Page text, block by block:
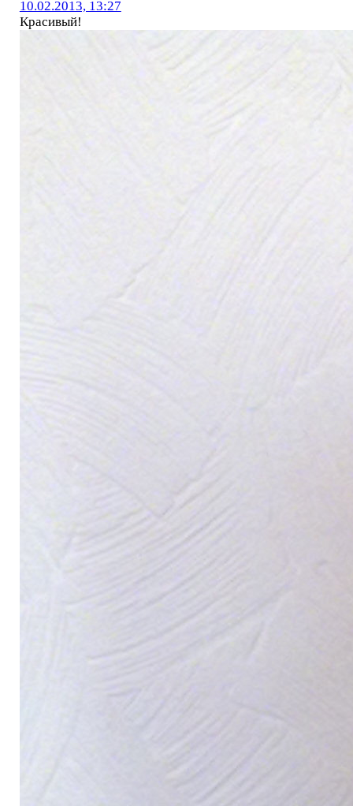
10.02.2013, 13:27
Красивый!